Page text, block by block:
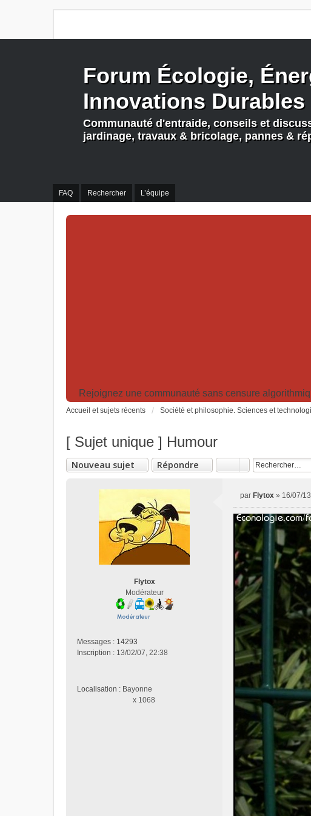
FAQ Rechercher L’équipe
Forum Écologie,
Innovations Durables
Communauté d'entraide, conseils et
jardinage, travaux & bricolage, pannes &
Rejoignez une communauté sans censure
Accueil et sujets récents Société et philosophie. Sciences et
[ Sujet unique ] Humour
Nouveau sujet Répondre
Flytox
Modérateur
Messages : 14293
Inscription : 13/02/07, 22:38
Localisation : Bayonne
x 1068
e
s
s
a
n
o
n
par Flytox » 16/07/